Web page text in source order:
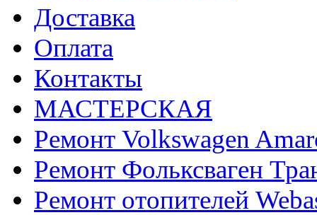
Доставка
Оплата
Контакты
МАСТЕРСКАЯ
Ремонт Volkswagen
Ремонт Фольксваген
Ремонт отопителей